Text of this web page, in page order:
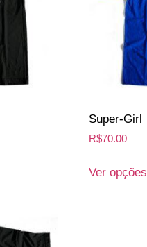
Super-Girl
R$70.00
Ver opções